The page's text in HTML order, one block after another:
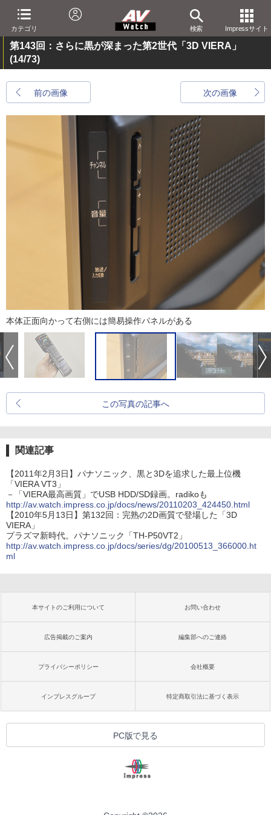
カテゴリ 検索 Impressサイト
第143回：さらに黒が深まった第2世代「3D VIERA」
(14/73)
前の画像 次の画像
本体正面向かって右側には簡易操作パネルがある
この写真の記事へ
関連記事
【2011年2月3日】パナソニック、黒と3Dを追求した最上位機
「VIERA VT3」
－「VIERA最高画質」でUSB HDD/SD録画。radikoも
http://av.watch.impress.co.jp/docs/news/20110203_424450.html
【2010年5月13日】第132回：完熟の2D画質で登場した「3D
VIERA」
プラズマ新時代。パナソニック「TH-P50VT2」
http://av.watch.impress.co.jp/docs/series/dg/20100513_366000.ht
ml
本サイトのご利用について お問い合わせ
広告掲載のご案内 編集部へのご連絡
プライバシーポリシー 会社概要
インプレスグループ 特定商取引法に基づく表示
PC版で見る